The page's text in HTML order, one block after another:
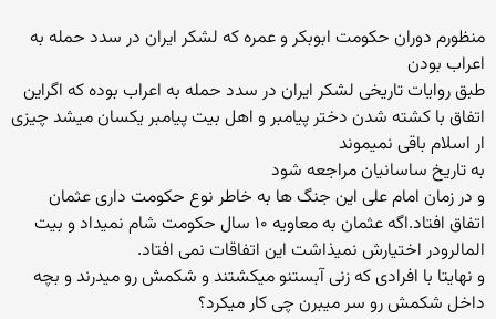
منظورم دوران حکومت ابوبکر و عمره که لشکر ایران در سدد حمله به
اعراب بودن
طبق روایات تاریخی لشکر ایران در سدد حمله به اعراب بوده که اگراین
اتفاق با کشته شدن دختر پیامبر و اهل بیت پیامبر یکسان میشد چیزی
ار اسلام باقی نمیموند
به تاریخ ساسانیان مراجعه شود
و در زمان امام علی این جنگ ها به خاطر نوع حکومت داری عثمان
اتفاق افتاد.اگه عثمان به معاویه ۱۰ سال حکومت شام نمیداد و بیت
المالرودر اختیارش نمیذاشت این اتفاقات نمی افتاد.
و نهایتا با افرادی که زنی آبستنو میکشتند و شکمش رو میدرند و بچه
داخل شکمش رو سر میبرن چی کار میکرد؟